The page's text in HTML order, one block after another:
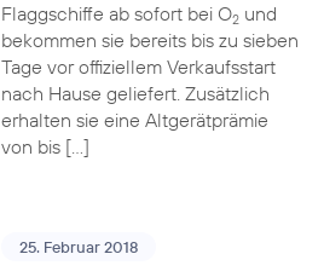
Flaggschiffe ab sofort bei O2und
bekommen sie bereits bis zu sieben
Tage vor offiziellem Verkaufsstart
nach Hause geliefert. Zusätzlich
erhalten sie eine Altgerätprämie
von bis […]
25. Februar 2018